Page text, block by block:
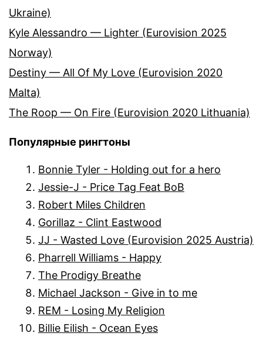
Ukraine)
Kyle Alessandro — Lighter (Eurovision 2025
Norway)
Destiny — All Of My Love (Eurovision 2020
Malta)
The Roop — On Fire (Eurovision 2020 Lithuania)
Популярные рингтоны
Bonnie Tyler - Holding out for a hero
Jessie-J - Price Tag Feat BoB
Robert Miles Children
Gorillaz - Clint Eastwood
JJ - Wasted Love (Eurovision 2025 Austria)
Pharrell Williams - Happy
The Prodigy Breathe
Michael Jackson - Give in to me
REM - Losing My Religion
Billie Eilish - Ocean Eyes